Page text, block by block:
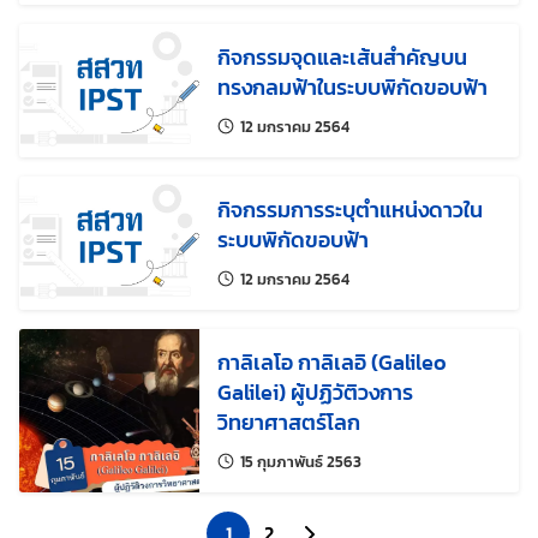
กิจกรรมจุดและเส้นสำคัญบน
ทรงกลมฟ้าในระบบพิกัดขอบฟ้า
12 มกราคม 2564แก้ไขล่าสุดเมื่อ:
กิจกรรมการระบุตำแหน่งดาวใน
ระบบพิกัดขอบฟ้า
12 มกราคม 2564แก้ไขล่าสุดเมื่อ:
กาลิเลโอ กาลิเลอิ (Galileo
Galilei) ผู้ปฏิวัติวงการ
วิทยาศาสตร์โลก
15 กุมภาพันธ์ 2563แก้ไขล่าสุดเมื่อ: